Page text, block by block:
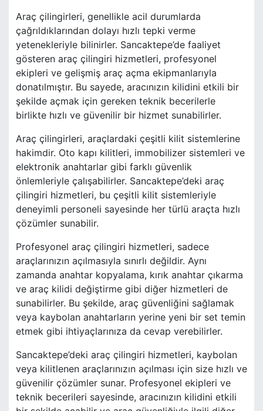
Araç çilingirleri, genellikle acil durumlarda
çağrıldıklarından dolayı hızlı tepki verme
yetenekleriyle bilinirler. Sancaktepe’de faaliyet
gösteren araç çilingiri hizmetleri, profesyonel
ekipleri ve gelişmiş araç açma ekipmanlarıyla
donatılmıştır. Bu sayede, aracınızın kilidini etkili bir
şekilde açmak için gereken teknik becerilerle
birlikte hızlı ve güvenilir bir hizmet sunabilirler.
Araç çilingirleri, araçlardaki çeşitli kilit sistemlerine
hakimdir. Oto kapı kilitleri, immobilizer sistemleri ve
elektronik anahtarlar gibi farklı güvenlik
önlemleriyle çalışabilirler. Sancaktepe’deki araç
çilingiri hizmetleri, bu çeşitli kilit sistemleriyle
deneyimli personeli sayesinde her türlü araçta hızlı
çözümler sunabilir.
Profesyonel araç çilingiri hizmetleri, sadece
araçlarınızın açılmasıyla sınırlı değildir. Aynı
zamanda anahtar kopyalama, kırık anahtar çıkarma
ve araç kilidi değiştirme gibi diğer hizmetleri de
sunabilirler. Bu şekilde, araç güvenliğini sağlamak
veya kaybolan anahtarların yerine yeni bir set temin
etmek gibi ihtiyaçlarınıza da cevap verebilirler.
Sancaktepe’deki araç çilingiri hizmetleri, kaybolan
veya kilitlenen araçlarınızın açılması için size hızlı ve
güvenilir çözümler sunar. Profesyonel ekipleri ve
teknik becerileri sayesinde, aracınızın kilidini etkili